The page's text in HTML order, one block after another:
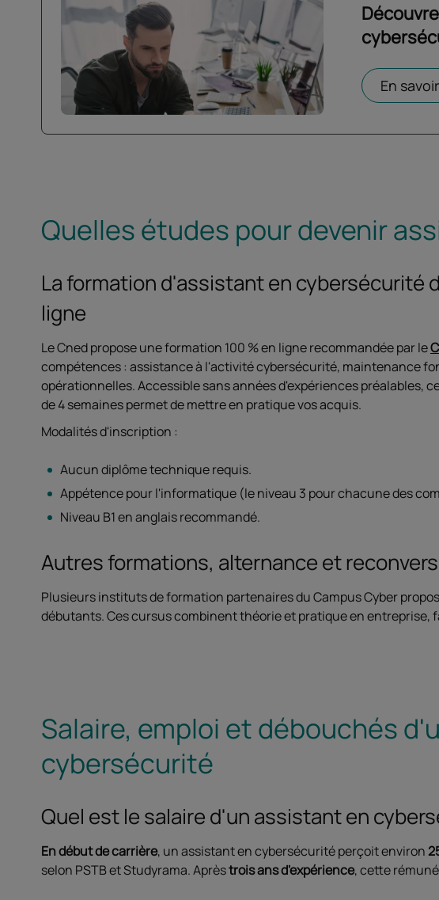
En
Ouvrir
Quelles études pour devenir
La formation d'assistant en cybersécurité
ligne
Le Cned propose une formation 100 % en ligne recommandée par le
compétences : assistance à l'activité cybersécurité, maintenance
opérationnelles. Accessible sans années d'expériences préalables,
de 4 semaines permet de mettre en pratique vos acquis.
Modalités d'inscription :
Aucun diplôme technique requis.
Appétence pour l'informatique (le niveau 3 pour chacune des
Niveau B1 en anglais recommandé.
Autres formations, alternance et
Plusieurs instituts de formation partenaires du Campus Cyber
débutants. Ces cursus combinent théorie et pratique en
Salaire, emploi et débouchés
cybersécurité
Quel est le salaire d'un assistant en
En début de carrière, un assistant en cybersécurité perçoit environ
selon PSTB et Studyrama. Aprèstrois ans d'expérience, cette